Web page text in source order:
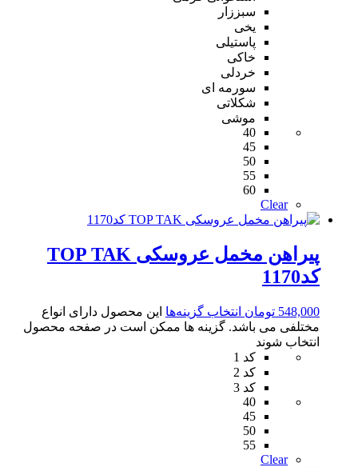
سبززار
یخی
پاستیلی
خاکی
خردلی
سورمه ای
شکلاتی
موشی
40
45
50
55
60
Clear
پیراهن مخمل عروسکی TOP TAK
کد1170
548,000 تومان انتخاب گزینه‌ها این محصول دارای انواع
مختلفی می باشد. گزینه ها ممکن است در صفحه محصول
انتخاب شوند
کد 1
کد 2
کد 3
40
45
50
55
Clear